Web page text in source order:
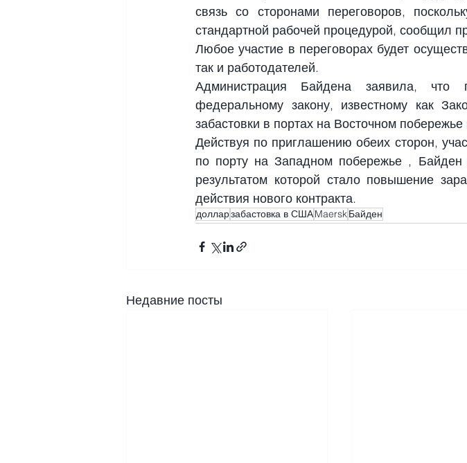
связь со сторонами переговоров,
стандартной рабочей процедурой, сообщил
Любое участие в переговорах будет
так и работодателей.
Администрация Байдена заявила, что
федеральному закону, известному как
забастовки в портах на Восточном
Действуя по приглашению обеих сторон,
по порту на Западном побережье , Байден
результатом которой стало повышение
действия нового контракта.
долларзабастовка в СШАMaerskБайден
Недавние посты